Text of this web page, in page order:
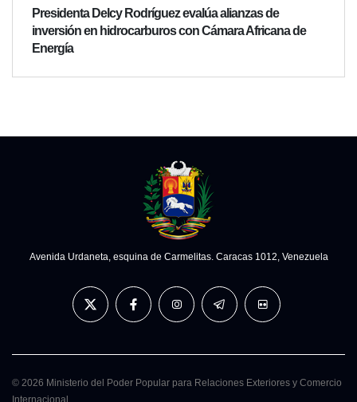
Presidenta Delcy Rodríguez evalúa alianzas de
inversión en hidrocarburos con Cámara Africana de
Energía
Avenida Urdaneta, esquina de Carmelitas. Caracas 1012, Venezuela
© 2026 Ministerio del Poder Popular para Relaciones Exteriores y Comercio
Internacional